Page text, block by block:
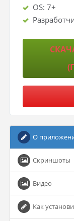
OS: 7+
О
Скриншоты
Видео
Как